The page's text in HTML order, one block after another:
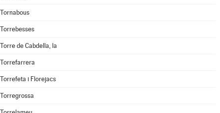
Tornabous
Torrebesses
Torre de Cabdella, la
Torrefarrera
Torrefeta i Florejacs
Torregrossa